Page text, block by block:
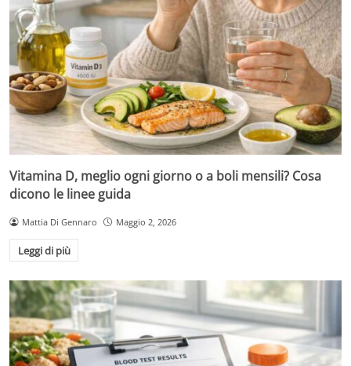
Vitamina D, meglio ogni giorno o a boli mensili? Cosa
dicono le linee guida
Mattia Di Gennaro Maggio 2, 2026
Leggi di più